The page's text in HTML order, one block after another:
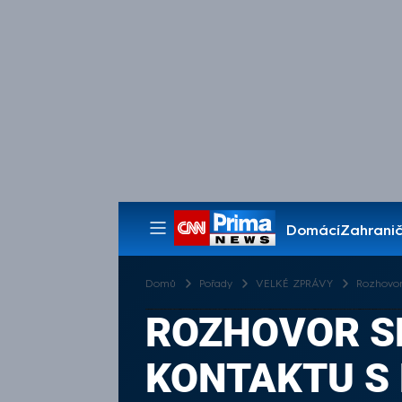
Domácí
Pořady
Domů Pořady VELKÉ ZPRÁVY
ROZHOVOR
KONTAKTU